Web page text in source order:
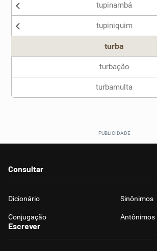
Nenhum dos sinônimos apresentados me
tupinambá
tupiniquim
turba
turbação
turbamulta
Consultar
Dicionário Sinônimos
Conjugação Antônimos
Escrever